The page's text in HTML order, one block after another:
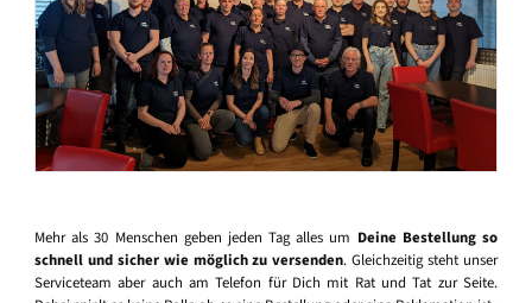
Mehr als 30 Menschen geben jeden Tag alles um Deine Bestellung so
schnell und sicher wie möglich zu versenden. Gleichzeitig steht unser
Serviceteam aber auch am Telefon für Dich mit Rat und Tat zur Seite.